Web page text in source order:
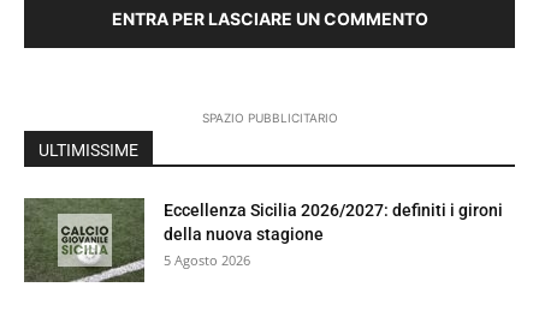
ENTRA PER LASCIARE UN COMMENTO
SPAZIO PUBBLICITARIO
ULTIMISSIME
Eccellenza Sicilia 2026/2027: definiti i gironi
della nuova stagione
5 Agosto 2026